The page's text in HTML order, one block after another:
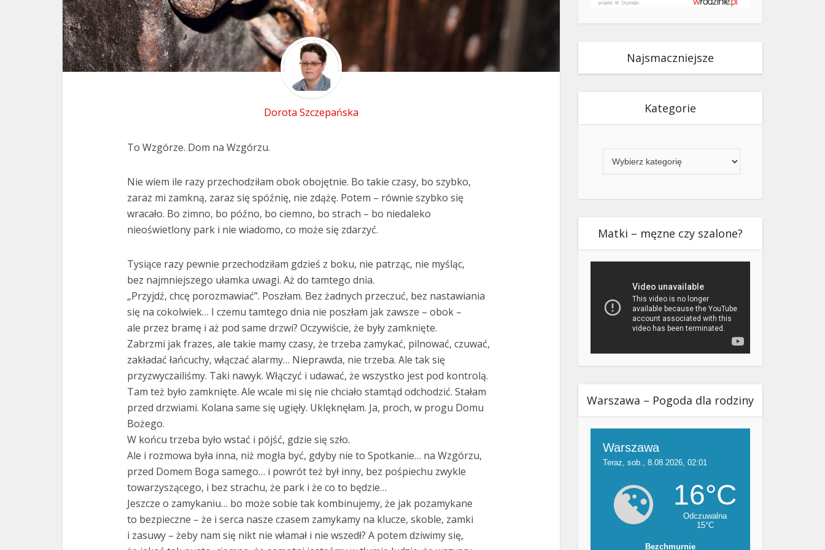
Dorota Szczepańska
To Wzgórze. Dom na Wzgórzu.
Nie wiem ile razy przechodziłam obok obojętnie. Bo takie czasy, bo szybko,
zaraz mi zamkną, zaraz się spóźnię, nie zdążę. Potem – równie szybko się
wracało. Bo zimno, bo późno, bo ciemno, bo strach – bo niedaleko
nieoświetlony park i nie wiadomo, co może się zdarzyć.
Tysiące razy pewnie przechodziłam gdzieś z boku, nie patrząc, nie myśląc,
bez najmniejszego ułamka uwagi. Aż do tamtego dnia.
„Przyjdź, chcę porozmawiać”. Poszłam. Bez żadnych przeczuć, bez nastawiania
się na cokolwiek… I czemu tamtego dnia nie poszłam jak zawsze – obok –
ale przez bramę i aż pod same drzwi? Oczywiście, że były zamknięte.
Zabrzmi jak frazes, ale takie mamy czasy, że trzeba zamykać, pilnować, czuwać,
zakładać łańcuchy, włączać alarmy… Nieprawda, nie trzeba. Ale tak się
przyzwyczailiśmy. Taki nawyk. Włączyć i udawać, że wszystko jest pod kontrolą.
Tam też było zamknięte. Ale wcale mi się nie chciało stamtąd odchodzić. Stałam
przed drzwiami. Kolana same się ugięły. Uklęknęłam. Ja, proch, w progu Domu
Bożego.
W końcu trzeba było wstać i pójść, gdzie się szło.
Ale i rozmowa była inna, niż mogła być, gdyby nie to Spotkanie… na Wzgórzu,
przed Domem Boga samego… i powrót też był inny, bez pośpiechu zwykle
towarzyszącego, i bez strachu, że park i że co to będzie…
Jeszcze o zamykaniu… bo może sobie tak kombinujemy, że jak pozamykane
to bezpieczne – że i serca nasze czasem zamykamy na klucze, skoble, zamki
i zasuwy – żeby nam się nikt nie włamał i nie wszedł? A potem dziwimy się,
Najsmaczniejsze
Kategorie
Matki – męzne czy szalone?
Warszawa – Pogoda dla rodziny